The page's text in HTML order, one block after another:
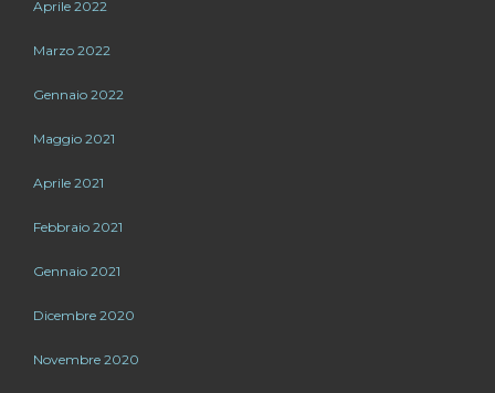
Aprile 2022
Marzo 2022
Gennaio 2022
Maggio 2021
Aprile 2021
Febbraio 2021
Gennaio 2021
Dicembre 2020
Novembre 2020